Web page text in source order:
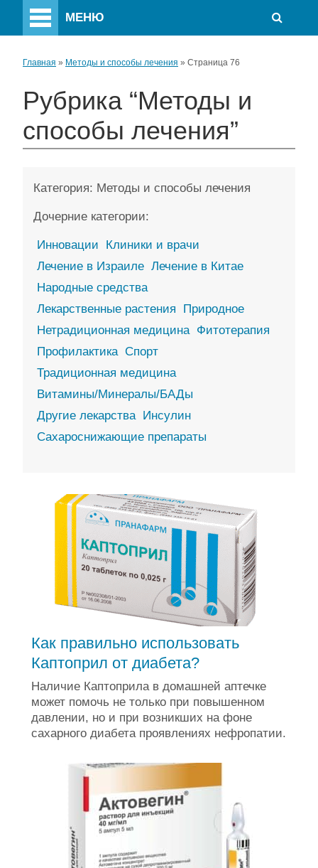
МЕНЮ
Главная » Методы и способы лечения » Страница 76
Рубрика “Методы и
способы лечения”
Категория: Методы и способы лечения
Дочерние категории:
Инновации
Клиники и врачи
Лечение в Израиле Лечение в Китае
Народные средства
Лекарственные растения
Природное
Нетрадиционная медицина Фитотерапия
Профилактика Спорт
Традиционная медицина
Витамины/Минералы/БАДы
Другие лекарства Инсулин
Сахароснижающие препараты
Как правильно использовать
Каптоприл от диабета?
Наличие Каптоприла в домашней аптечке
может помочь не только при повышенном
давлении, но и при возникших на фоне
сахарного диабета проявлениях нефропатии.